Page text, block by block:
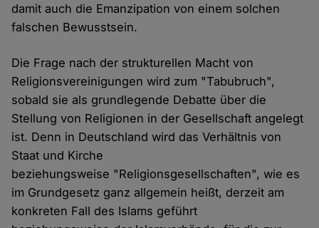
damit auch die Emanzipation von einem solchen
falschen Bewusstsein.
Die Frage nach der strukturellen Macht von
Religionsvereinigungen wird zum "Tabubruch",
sobald sie als grundlegende Debatte über die
Stellung von Religionen in der Gesellschaft angelegt
ist. Denn in Deutschland wird das Verhältnis von
Staat und Kirche
beziehungsweise "Religionsgesellschaften", wie es
im Grundgesetz ganz allgemein heißt, derzeit am
konkreten Fall des Islams geführt